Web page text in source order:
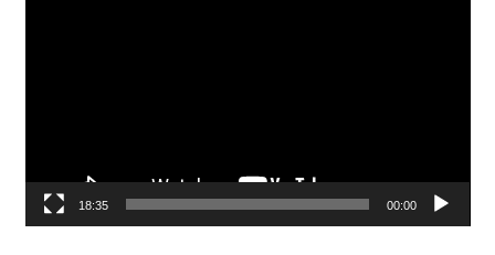
00:00
18:35